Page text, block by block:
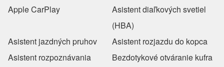
Apple CarPlay
Asistent diaľkových svetiel
(HBA)
Asistent jazdných pruhov
Asistent rozjazdu do kopca
Asistent rozpoznávania
Bezdotykové otváranie kufra